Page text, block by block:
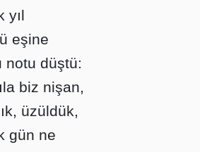
yıl
eşine
notu düştü:
biz nişan,
üzüldük,
gün ne